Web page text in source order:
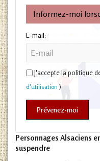
Informez-moi
E-mail:
J'accepte la politique
d'utilisation )
Prévenez-moi
Personnages Alsaciens
suspendre